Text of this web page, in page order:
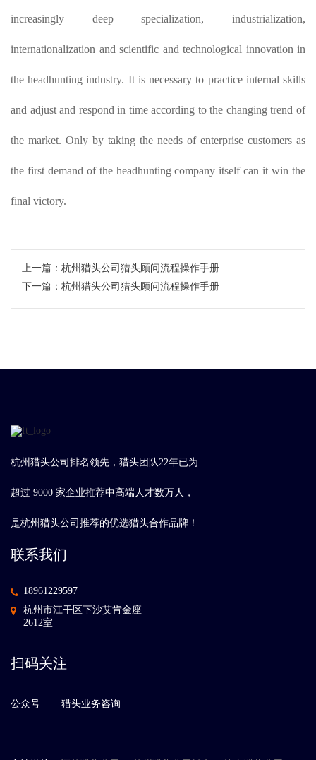
increasingly deep specialization, industrialization,
internationalization and scientific and technological innovation in
the headhunting industry. It is necessary to practice internal skills
and adjust and respond in time according to the changing trend of
the market. Only by taking the needs of enterprise customers as
the first demand of the headhunting company itself can it win the
final victory.
上一篇： ​杭州猎头公司猎头顾问流程操作手册
下一篇： ​杭州猎头公司猎头顾问流程操作手册
杭州猎头公司排名领先，猎头团队22年已为
超过 9000 家企业推荐中高端人才数万人，
是杭州猎头公司推荐的优选猎头合作品牌！
联系我们
18961229597
杭州市江干区下沙艾肯金座
2612室
扫码关注
公众号 猎头业务咨询